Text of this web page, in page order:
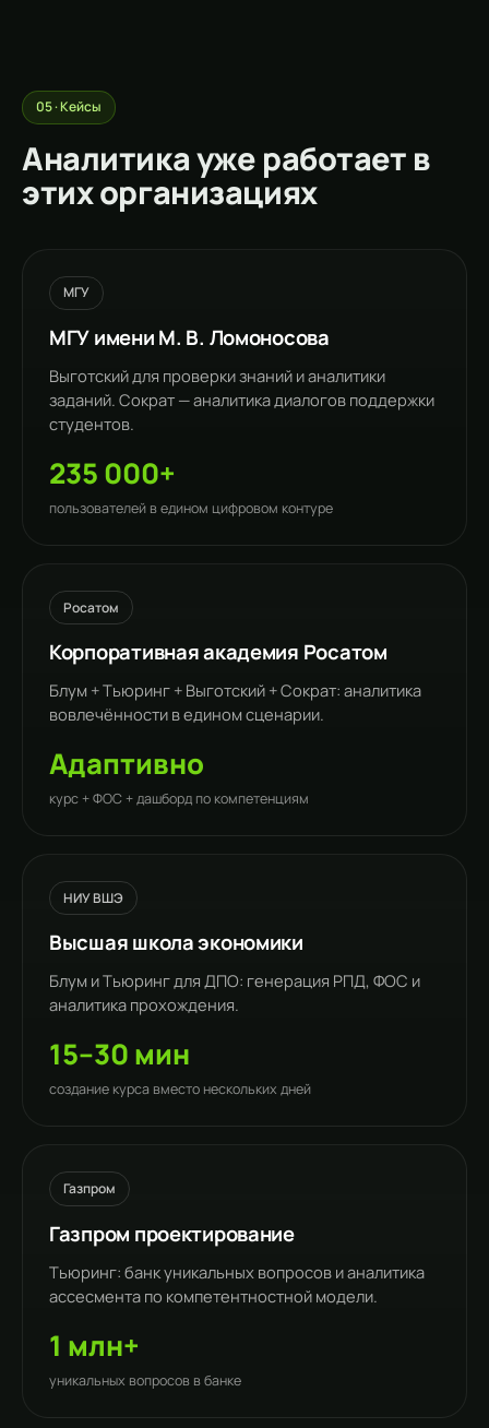
05 · Кейсы
Аналитика уже работает в
этих организациях
МГУ
МГУ имени М. В. Ломоносова
Выготский для проверки знаний и аналитики
заданий. Сократ — аналитика диалогов поддержки
студентов.
235 000+
пользователей в едином цифровом контуре
Росатом
Корпоративная академия Росатом
Блум +Тьюринг + Выготский + Сократ: аналитика
вовлечённости в едином сценарии.
Адаптивно
курс + ФОС + дашборд по компетенциям
НИУ ВШЭ
Высшая школа экономики
Блум и Тьюринг для ДПО: генерация РПД, ФОС и
аналитика прохождения.
15–30 мин
создание курса вместо нескольких дней
Газпром
Газпром проектирование
Тьюринг: банк уникальных вопросов и аналитика
ассесмента по компетентностной модели.
1 млн+
уникальных вопросов в банке